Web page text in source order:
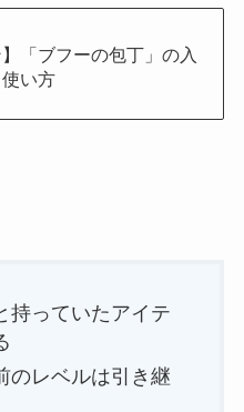
】「ブフーの包丁」の入
い方
持っていたアイテ
のレベルは引き継